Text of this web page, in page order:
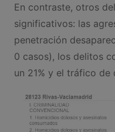
En contraste, otros
significativos: las
penetración
0 casos), los delitos
un 21% y el tráfico de